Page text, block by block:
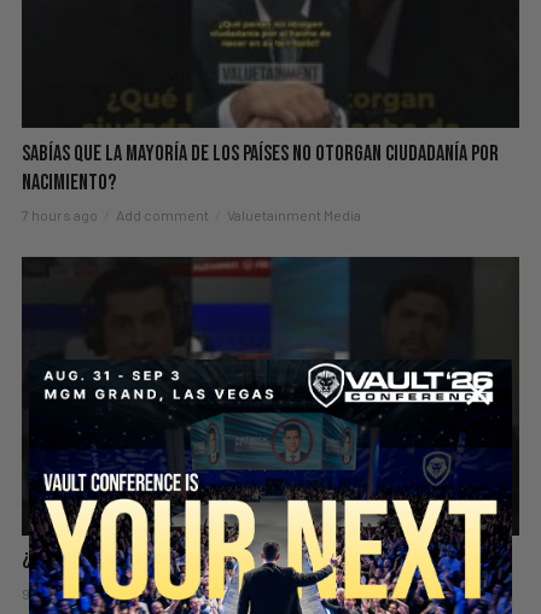
Sabías Que La Mayoría de los Países NO Otorgan Ciudadanía por
Nacimiento?
7 hours ago Add comment Valuetainment Media
¿Quieres Más Confianza? Empieza Con Estas 3 Cosas
9 hours ago Add comment Valuetainment Media